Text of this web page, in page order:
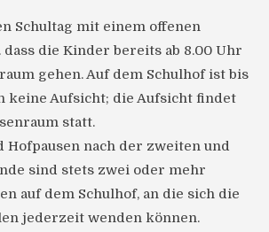
Schultag mit einem offenen
dass die Kinder bereits ab 8.00 Uhr
gehen. Auf dem Schulhof ist bis
keine Aufsicht; die Aufsicht findet
statt.
Hofpausen nach der zweiten und
sind stets zwei oder mehr
auf dem Schulhof, an die sich die
jederzeit wenden können.